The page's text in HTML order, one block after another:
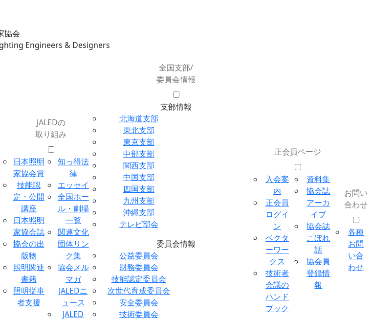
協会
Engineers & Designers
JALEDの
取り組み
日本照明
家協会賞
技能認
定・公開
講座
日本照明
家協会誌
協会の出
版物
照明関連
書籍
照明従事
者支援
知っ得法
律
エッセイ
全国ホー
ル・劇場
一覧
関連文化
団体リン
ク集
協会メル
マガ
JALEDニ
ュース
JALED
全国支部/
委員会情報
支部情報
北海道支部
東北支部
東京支部
中部支部
関西支部
中国支部
四国支部
九州支部
沖縄支部
テレビ部会
委員会情報
公益委員会
財務委員会
技能認定委員会
次世代育成委員会
安全委員会
技術委員会
正会員ページ
入会案
内
正会員
ログイ
ン
ベクタ
ーワー
クス
技術者
会議の
ハンド
ブック
資料集
協会誌
アーカ
イブ
協会誌
こぼれ
話
協会員
登録情
報
お問い
合わせ
各種
お問
い合
わせ